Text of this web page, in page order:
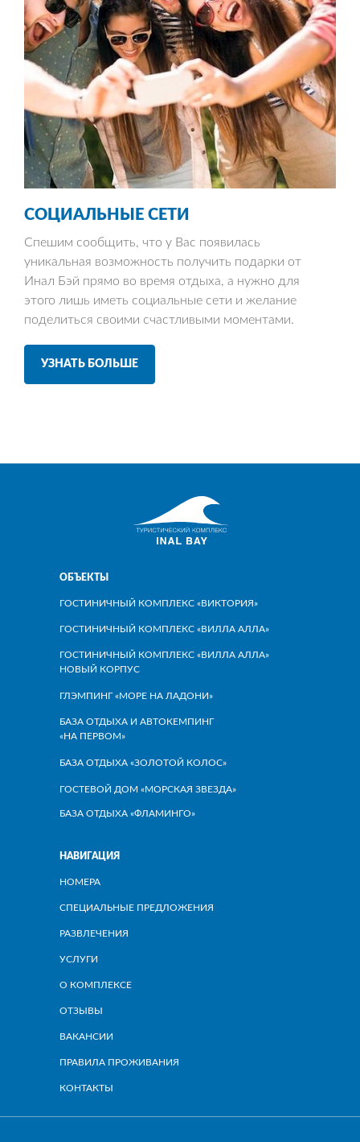
СОЦИАЛЬНЫЕ СЕТИ
Спешим сообщить, что у Вас появилась
уникальная возможность получить подарки от
Инал Бэй прямо во время отдыха, а нужно для
этого лишь иметь социальные сети и желание
поделиться своими счастливыми моментами.
УЗНАТЬ БОЛЬШЕ
ГОСТИНИЧНЫЙ КОМПЛЕКС «ВИКТОРИЯ»
ГОСТИНИЧНЫЙ КОМПЛЕКС «ВИЛЛА АЛЛА»
ГОСТИНИЧНЫЙ КОМПЛЕКС «ВИЛЛА АЛЛА»
НОВЫЙ КОРПУС
ГЛЭМПИНГ «МОРЕ НА ЛАДОНИ»
БАЗА ОТДЫХА И АВТОКЕМПИНГ
«НА ПЕРВОМ»
БАЗА ОТДЫХА «ЗОЛОТОЙ КОЛОС»
ГОСТЕВОЙ ДОМ «МОРСКАЯ ЗВЕЗДА»
БАЗА ОТДЫХА «ФЛАМИНГО»
НОМЕРА
СПЕЦИАЛЬНЫЕ ПРЕДЛОЖЕНИЯ
РАЗВЛЕЧЕНИЯ
УСЛУГИ
О КОМПЛЕКСЕ
ОТЗЫВЫ
ВАКАНСИИ
ПРАВИЛА ПРОЖИВАНИЯ
ОБЪЕКТЫ
НАВИГАЦИЯ
КОНТАКТЫ